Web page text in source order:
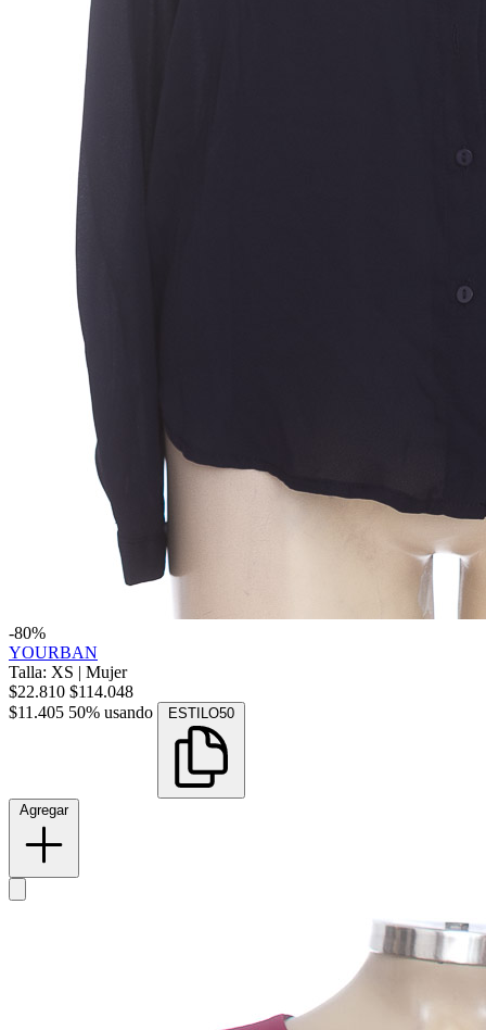
-80%
YOURBAN
Talla: XS | Mujer
$22.810 $114.048
$11.405 50% usando ESTILO50
Agregar